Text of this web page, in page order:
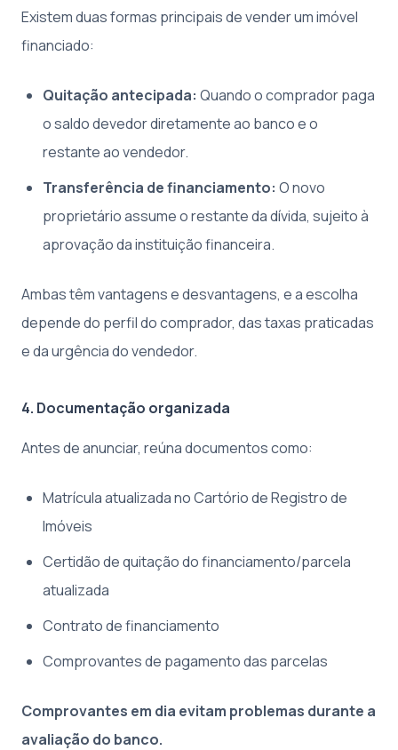
Existem duas formas principais de vender um imóvel
financiado:
Quitação antecipada: Quando o comprador paga
o saldo devedor diretamente ao banco e o
restante ao vendedor.
Transferência de financiamento: O novo
proprietário assume o restante da dívida, sujeito à
aprovação da instituição financeira.
Ambas têm vantagens e desvantagens, e a escolha
depende do perfil do comprador, das taxas praticadas
e da urgência do vendedor.
4. Documentação organizada
Antes de anunciar, reúna documentos como:
Matrícula atualizada no Cartório de Registro de
Imóveis
Certidão de quitação do financiamento/parcela
atualizada
Contrato de financiamento
Comprovantes de pagamento das parcelas
Comprovantes em dia evitam problemas durante a
avaliação do banco.